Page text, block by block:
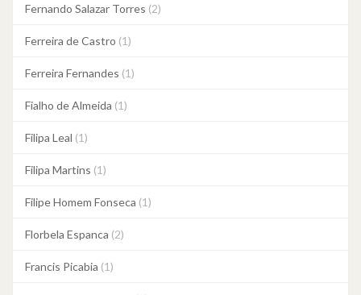
Fernando Salazar Torres (2)
Ferreira de Castro (1)
Ferreira Fernandes (1)
Fialho de Almeida (1)
Filipa Leal (1)
Filipa Martins (1)
Filipe Homem Fonseca (1)
Florbela Espanca (2)
Francis Picabia (1)